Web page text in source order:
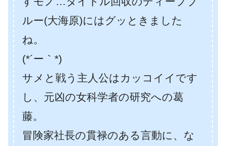
ルー(大海原)にはグッときました
ね。
(*´ー｀*)
サメと戦う主人公はカッコイイです
し、元凶の女科学者の研究への葛
藤。
冒険家社長の貫禄のある言動に、な